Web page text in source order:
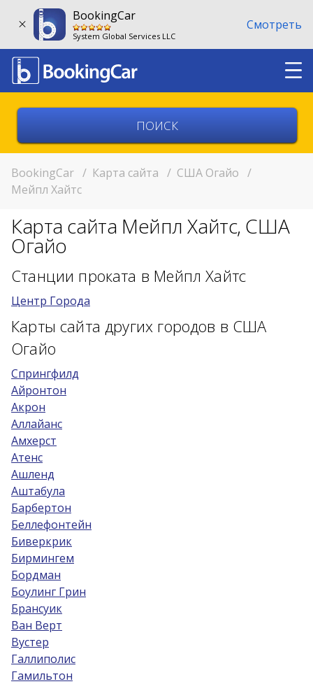
BookingCar
System Global Services LLC
Смотреть
Выберите город
Возврат в другом месте?
11:00
Возраст 25-70 лет?
Купон/промо
BookingCar / Карта сайта / США Огайо /
Мейпл Хайтс
Карта сайта Мейпл Хайтс, США
Огайо
Станции проката в Мейпл Хайтс
Центр Города
Карты сайта других городов в США
Огайо
Cпрингфилд
Айронтон
Акрон
Аллайанс
Амхерст
Атенс
Ашленд
Аштабула
Барбертон
Беллефонтейн
Биверкрик
Бирмингем
Бордман
Боулинг Грин
Брансуик
Ван Верт
Вустер
Галлиполис
Гамильтон